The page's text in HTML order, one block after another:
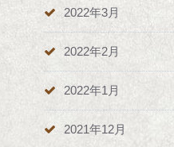
2022年3月
2022年2月
2022年1月
2021年12月